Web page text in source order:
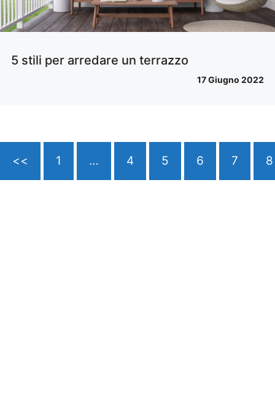
5 stili per arredare un terrazzo
17 Giugno 2022
<< 1 … 4 5 6 7 8